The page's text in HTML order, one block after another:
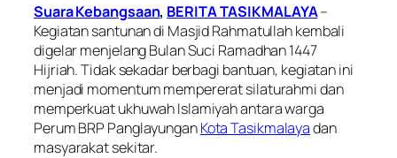
Suara Kebangsaan, BERITA TASIKMALAYA–
Kegiatan santunan di Masjid Rahmatullah kembali
digelar menjelang Bulan Suci Ramadhan 1447
Hijriah. Tidak sekadar berbagi bantuan, kegiatan ini
menjadi momentum mempererat silaturahmi dan
memperkuat ukhuwah Islamiyah antara warga
Perum BRP PanglayunganKota Tasikmalayadan
masyarakat sekitar.